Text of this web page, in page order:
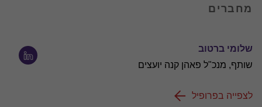
מחברים
שלומי ברטוב
שותף, מנכ"ל פאהן קנה יועצים
לצפייה בפרופיל